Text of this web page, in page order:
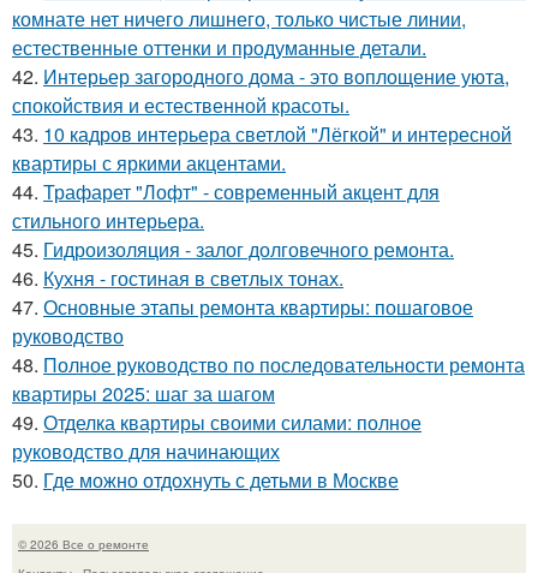
комнате нет ничего лишнего, только чистые линии,
естественные оттенки и продуманные детали.
42. Интерьер загородного дома - это воплощение уюта,
спокойствия и естественной красоты.
43. 10 кадров интерьера светлой "Лёгкой" и интересной
квартиры с яркими акцентами.
44. Трафарет "Лофт" - современный акцент для
стильного интерьера.
45. Гидроизоляция - залог долговечного ремонта.
46. Кухня - гостиная в светлых тонах.
47. Основные этапы ремонта квартиры: пошаговое
руководство
48. Полное руководство по последовательности ремонта
квартиры 2025: шаг за шагом
49. Отделка квартиры своими силами: полное
руководство для начинающих
50. Где можно отдохнуть с детьми в Москве
© 2026 Все о ремонте